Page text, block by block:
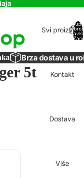
Svi proizvodi
Kontakt
Dostava
Više
broj
stavki
Brza dostava u
5t